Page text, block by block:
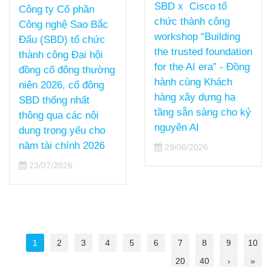
Công ty Cổ phần
Công nghệ Sao Bắc
Đẩu (SBD) tổ chức
thành công Đại hội
đồng cổ đông thường
niên 2026, cổ đông
SBD thống nhất
thông qua các nội
dung trọng yếu cho
năm tài chính 2026
23/07/2026
SBD x Cisco tổ
chức thành công
workshop “Building
the trusted foundation
for the AI era” - Đồng
hành cùng Khách
hàng xây dựng hạ
tầng sẵn sàng cho kỷ
nguyên AI
29/06/2026
1 2 3 4 5 6 7 8 9
10
20
40 › »